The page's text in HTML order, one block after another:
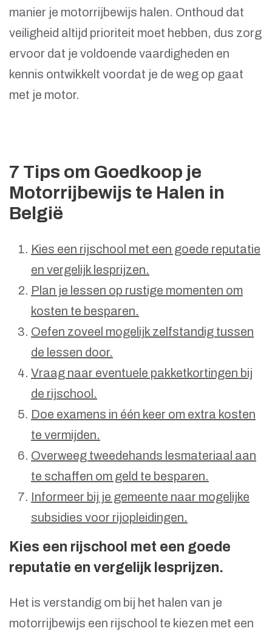
manier je motorrijbewijs halen. Onthoud dat
veiligheid altijd prioriteit moet hebben, dus zorg
ervoor dat je voldoende vaardigheden en
kennis ontwikkelt voordat je de weg op gaat
met je motor.
7 Tips om Goedkoop je
Motorrijbewijs te Halen in
België
Kies een rijschool met een goede reputatie
en vergelijk lesprijzen.
Plan je lessen op rustige momenten om
kosten te besparen.
Oefen zoveel mogelijk zelfstandig tussen
de lessen door.
Vraag naar eventuele pakketkortingen bij
de rijschool.
Doe examens in één keer om extra kosten
te vermijden.
Overweeg tweedehands lesmateriaal aan
te schaffen om geld te besparen.
Informeer bij je gemeente naar mogelijke
subsidies voor rijopleidingen.
Kies een rijschool met een goede
reputatie en vergelijk lesprijzen.
Het is verstandig om bij het halen van je
motorrijbewijs een rijschool te kiezen met een